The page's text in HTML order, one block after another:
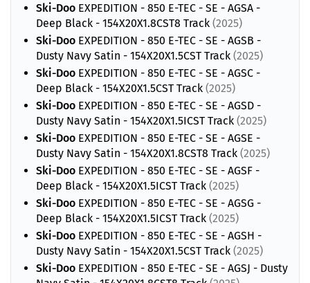
Ski-Doo EXPEDITION - 850 E-TEC - SE - AGSA -
Deep Black - 154X20X1.8CST8 Track (2025)
Ski-Doo EXPEDITION - 850 E-TEC - SE - AGSB -
Dusty Navy Satin - 154X20X1.5CST Track (2025)
Ski-Doo EXPEDITION - 850 E-TEC - SE - AGSC -
Deep Black - 154X20X1.5CST Track (2025)
Ski-Doo EXPEDITION - 850 E-TEC - SE - AGSD -
Dusty Navy Satin - 154X20X1.5ICST Track (2025)
Ski-Doo EXPEDITION - 850 E-TEC - SE - AGSE -
Dusty Navy Satin - 154X20X1.8CST8 Track (2025)
Ski-Doo EXPEDITION - 850 E-TEC - SE - AGSF -
Deep Black - 154X20X1.5ICST Track (2025)
Ski-Doo EXPEDITION - 850 E-TEC - SE - AGSG -
Deep Black - 154X20X1.5ICST Track (2025)
Ski-Doo EXPEDITION - 850 E-TEC - SE - AGSH -
Dusty Navy Satin - 154X20X1.5CST Track (2025)
Ski-Doo EXPEDITION - 850 E-TEC - SE - AGSJ - Dusty